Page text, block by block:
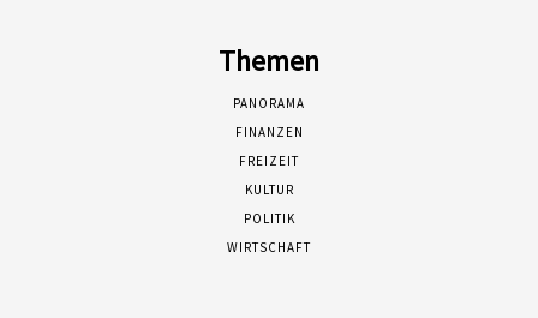
Themen
PANORAMA
FINANZEN
FREIZEIT
KULTUR
POLITIK
WIRTSCHAFT